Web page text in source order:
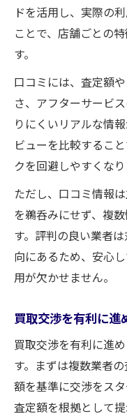
ドを活用し、実際の
ことで、店舗ごとの
す。
口コミには、査定額
さ、アフターサービ
りにくいリアルな情
ビューを比較するこ
クを回避しやすくなり
ただし、口コミ情報
を鵜呑みにせず、複
す。評判の良い業者
向にあるため、安心
用が欠かせません。
買取交渉を有利に進
買取交渉を有利に進
す。まずは複数業者
額を基準に交渉をス
査定額を根拠として